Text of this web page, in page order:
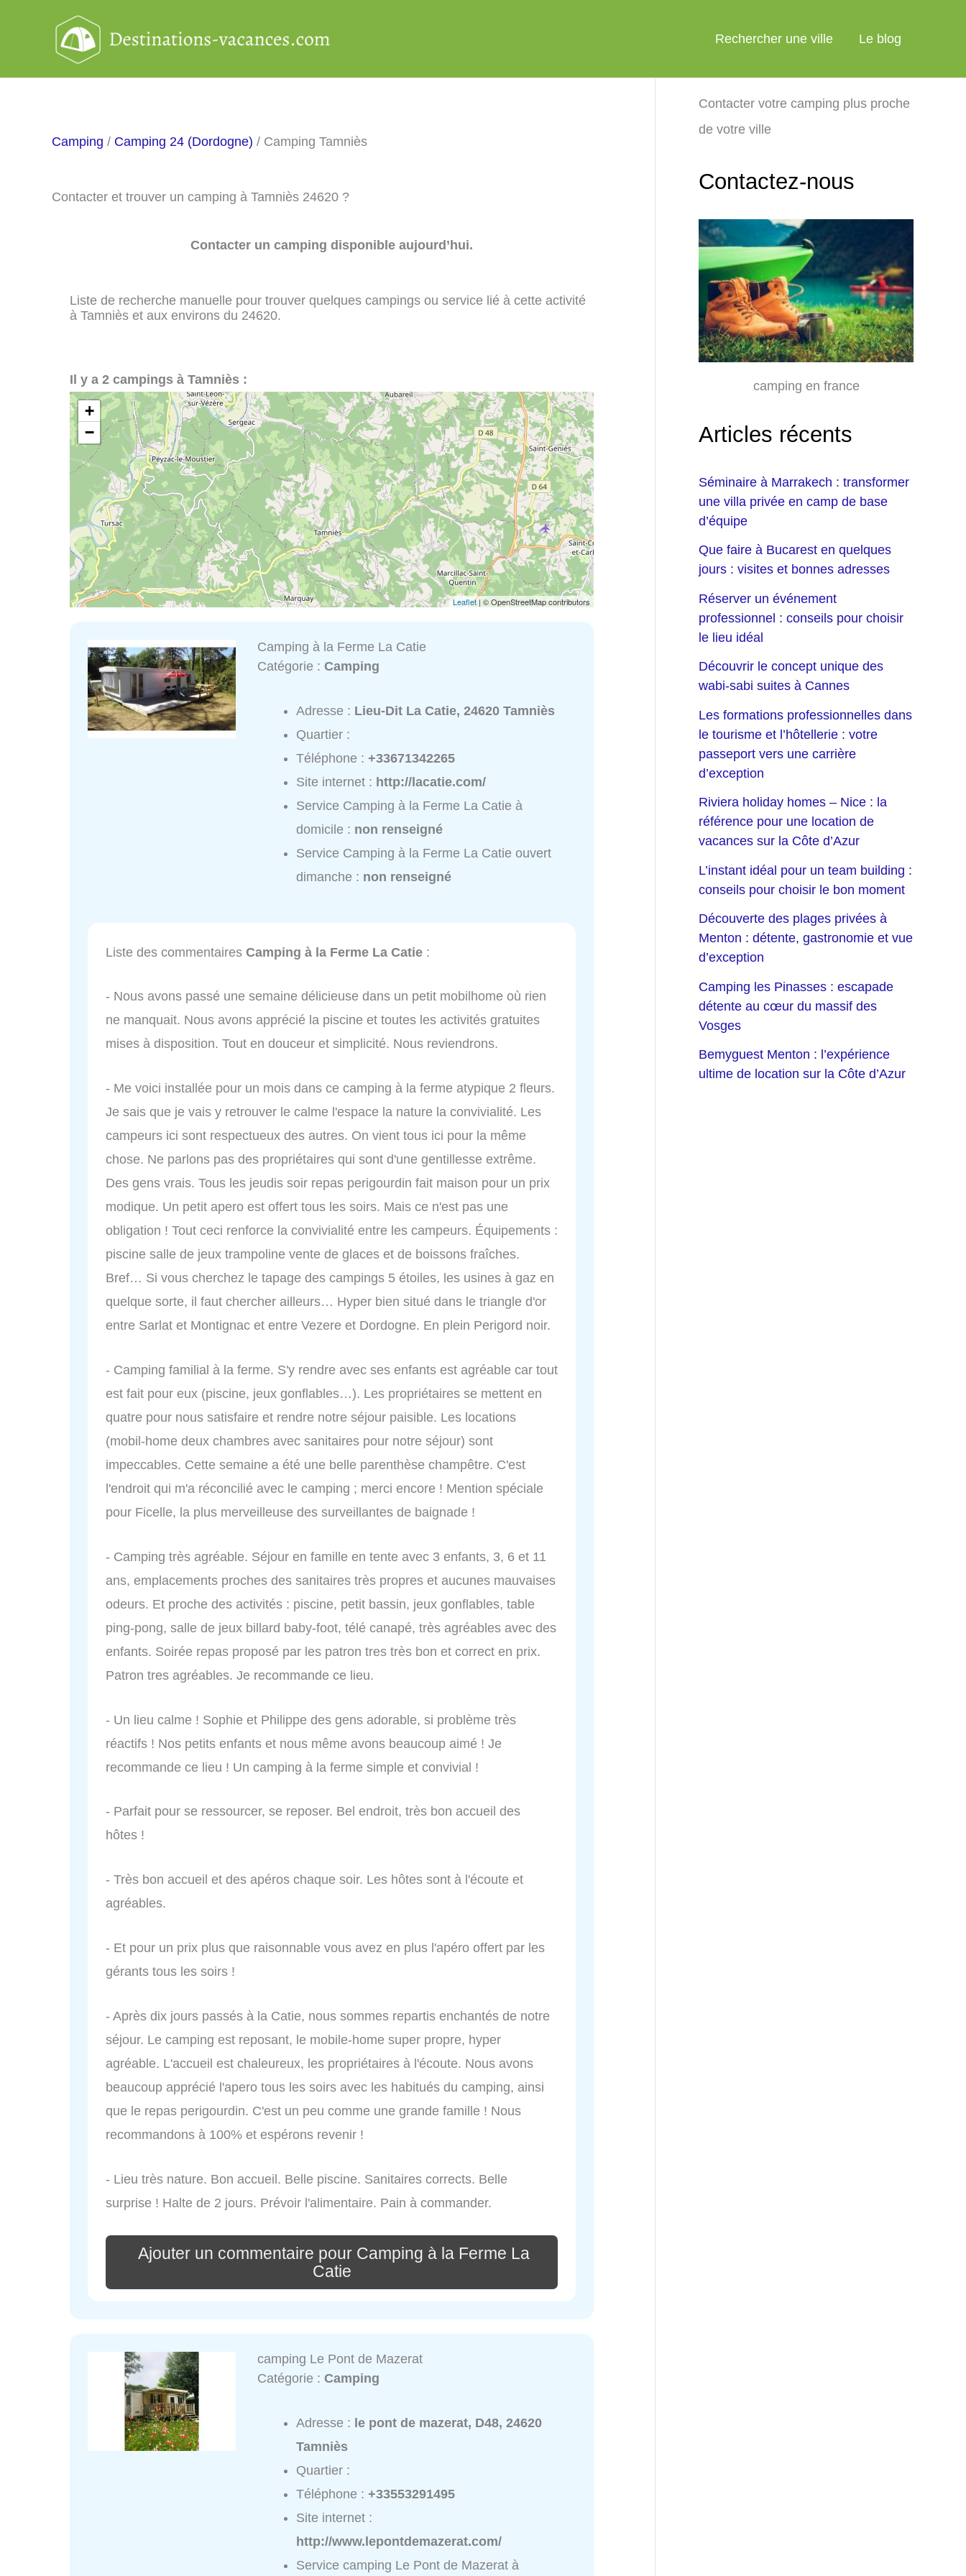
Rechercher une ville Le blog
Camping / Camping 24 (Dordogne) / Camping Tamniès
Contacter et trouver un camping à Tamniès 24620 ?
Contacter un camping disponible aujourd’hui.
Liste de recherche manuelle pour trouver quelques campings ou service lié à cette activité
à Tamniès et aux environs du 24620.
Il y a 2 campings à Tamniès :
+
−
Leaflet| © OpenStreetMap contributors
Camping à la Ferme La Catie
Catégorie :Camping
Adresse : Lieu-Dit La Catie, 24620 Tamniès
Quartier :
Téléphone :+33671342265
Site internet : http://lacatie.com/
Service Camping à la Ferme La Catie à
domicile : non renseigné
Service Camping à la Ferme La Catie ouvert
dimanche : non renseigné
Liste des commentaires Camping à la Ferme La Catie :
- Nous avons passé une semaine délicieuse dans un petit mobilhome où rien
ne manquait. Nous avons apprécié la piscine et toutes les activités gratuites
mises à disposition. Tout en douceur et simplicité. Nous reviendrons.
- Me voici installée pour un mois dans ce camping à la ferme atypique 2 fleurs.
Je sais que je vais y retrouver le calme l'espace la nature la convivialité. Les
campeurs ici sont respectueux des autres. On vient tous ici pour la même
chose. Ne parlons pas des propriétaires qui sont d'une gentillesse extrême.
Des gens vrais. Tous les jeudis soir repas perigourdin fait maison pour un prix
modique. Un petit apero est offert tous les soirs. Mais ce n'est pas une
obligation ! Tout ceci renforce la convivialité entre les campeurs. Équipements :
piscine salle de jeux trampoline vente de glaces et de boissons fraîches.
Bref… Si vous cherchez le tapage des campings 5 étoiles, les usines à gaz en
quelque sorte, il faut chercher ailleurs… Hyper bien situé dans le triangle d'or
entre Sarlat et Montignac et entre Vezere et Dordogne. En plein Perigord noir.
- Camping familial à la ferme. S'y rendre avec ses enfants est agréable car tout
est fait pour eux (piscine, jeux gonflables…). Les propriétaires se mettent en
quatre pour nous satisfaire et rendre notre séjour paisible. Les locations
(mobil-home deux chambres avec sanitaires pour notre séjour) sont
impeccables. Cette semaine a été une belle parenthèse champêtre. C'est
l'endroit qui m'a réconcilié avec le camping ; merci encore ! Mention spéciale
pour Ficelle, la plus merveilleuse des surveillantes de baignade !
- Camping très agréable. Séjour en famille en tente avec 3 enfants, 3, 6 et 11
ans, emplacements proches des sanitaires très propres et aucunes mauvaises
odeurs. Et proche des activités : piscine, petit bassin, jeux gonflables, table
ping-pong, salle de jeux billard baby-foot, télé canapé, très agréables avec des
enfants. Soirée repas proposé par les patron tres très bon et correct en prix.
Patron tres agréables. Je recommande ce lieu.
- Un lieu calme ! Sophie et Philippe des gens adorable, si problème très
réactifs ! Nos petits enfants et nous même avons beaucoup aimé ! Je
recommande ce lieu ! Un camping à la ferme simple et convivial !
- Parfait pour se ressourcer, se reposer. Bel endroit, très bon accueil des
hôtes !
- Très bon accueil et des apéros chaque soir. Les hôtes sont à l'écoute et
agréables.
- Et pour un prix plus que raisonnable vous avez en plus l'apéro offert par les
gérants tous les soirs !
- Après dix jours passés à la Catie, nous sommes repartis enchantés de notre
séjour. Le camping est reposant, le mobile-home super propre, hyper
agréable. L'accueil est chaleureux, les propriétaires à l'écoute. Nous avons
beaucoup apprécié l'apero tous les soirs avec les habitués du camping, ainsi
que le repas perigourdin. C'est un peu comme une grande famille ! Nous
recommandons à 100% et espérons revenir !
- Lieu très nature. Bon accueil. Belle piscine. Sanitaires corrects. Belle
surprise ! Halte de 2 jours. Prévoir l'alimentaire. Pain à commander.
Ajouter un commentaire pour Camping à la Ferme La
Catie
camping Le Pont de Mazerat
Catégorie :Camping
Adresse : le pont de mazerat, D48, 24620
Tamniès
Quartier :
Téléphone :+33553291495
Site internet :
http://www.lepontdemazerat.com/
Service camping Le Pont de Mazerat à
Contacter votre camping plus proche
de votre ville
Contactez-nous
camping en france
Articles récents
Séminaire à Marrakech : transformer
une villa privée en camp de base
d’équipe
Que faire à Bucarest en quelques
jours : visites et bonnes adresses
Réserver un événement
professionnel : conseils pour choisir
le lieu idéal
Découvrir le concept unique des
wabi-sabi suites à Cannes
Les formations professionnelles dans
le tourisme et l’hôtellerie : votre
passeport vers une carrière
d’exception
Riviera holiday homes – Nice : la
référence pour une location de
vacances sur la Côte d’Azur
L’instant idéal pour un team building :
conseils pour choisir le bon moment
Découverte des plages privées à
Menton : détente, gastronomie et vue
d’exception
Camping les Pinasses : escapade
détente au cœur du massif des
Vosges
Bemyguest Menton : l’expérience
ultime de location sur la Côte d’Azur